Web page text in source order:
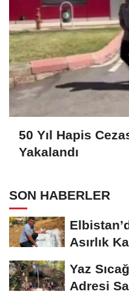
50 Yıl Hapis
Yakalandı
SON HABERLER
Asırlık
Yaz
Adresi